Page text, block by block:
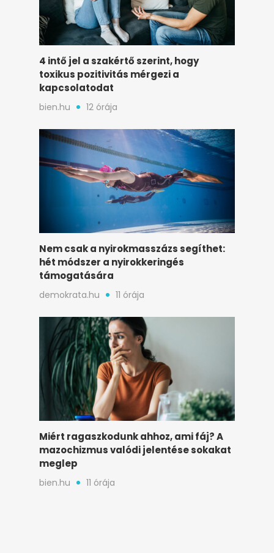
4 intő jel a szakértő szerint, hogy
toxikus pozitivitás mérgezi a
kapcsolatodat
bien.hu 12 órája
Nem csak a nyirokmasszázs segíthet:
hét módszer a nyirokkeringés
támogatására
demokrata.hu 11 órája
Miért ragaszkodunk ahhoz, ami fáj? A
mazochizmus valódi jelentése sokakat
meglep
bien.hu 11 órája